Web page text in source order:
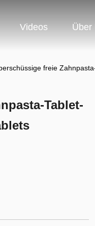
Videos Über
freie
Tablet-